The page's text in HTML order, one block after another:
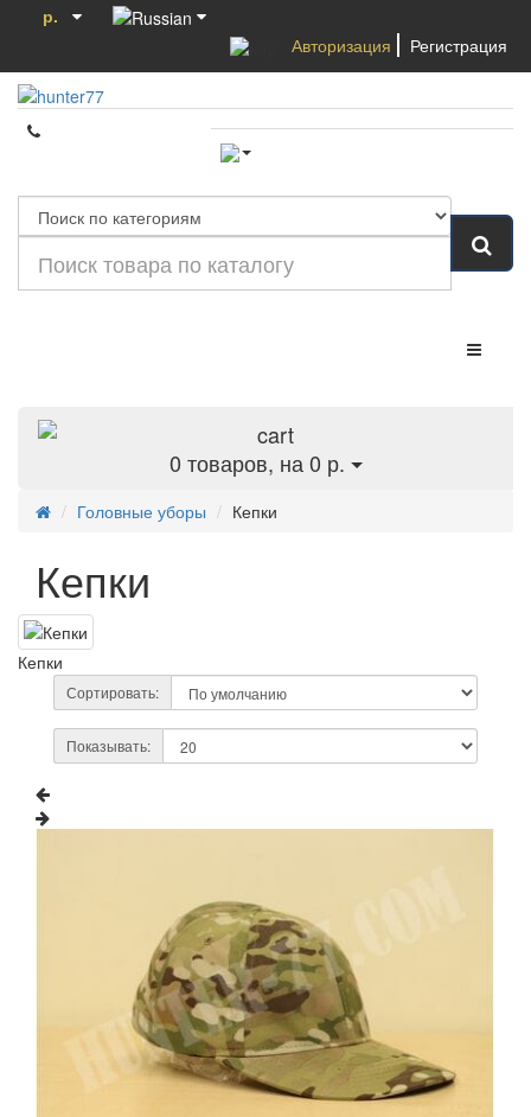
р.
Авторизация
Регистрация
0 товаров, на 0 р.
Головные уборы Кепки
Кепки
Кепки
Сортировать:
Показывать: